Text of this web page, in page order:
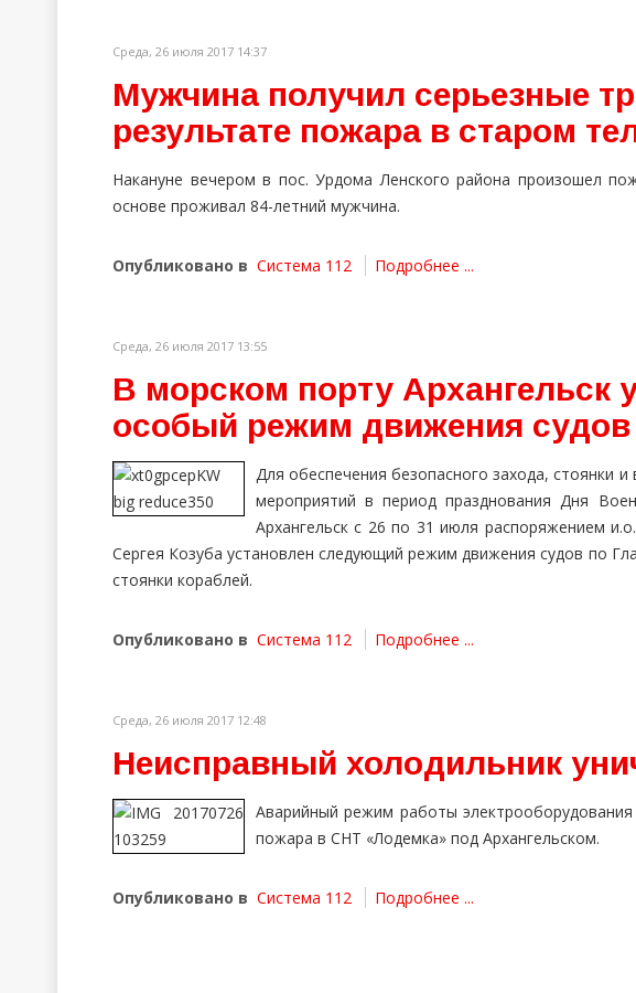
Среда, 26 июля 2017 14:37
Мужчина получил серьезные
результате пожара в старом
Накануне вечером в пос. Урдома Ленского района произошел
основе проживал 84-летний мужчина.
Опубликовано в Система 112 Подробнее ...
Среда, 26 июля 2017 13:55
В морском порту Архангельск
особый режим движения судов
Для обеспечения безопасного захода, стоянки
мероприятий в период празднования Дня
Архангельск с 26 по 31 июля распоряжением
Сергея Козуба установлен следующий режим движения судов по
стоянки кораблей.
Опубликовано в Система 112 Подробнее ...
Среда, 26 июля 2017 12:48
Неисправный холодильник
Аварийный режим работы
пожара в СНТ «Лодемка» под Архангельском.
Опубликовано в Система 112 Подробнее ...